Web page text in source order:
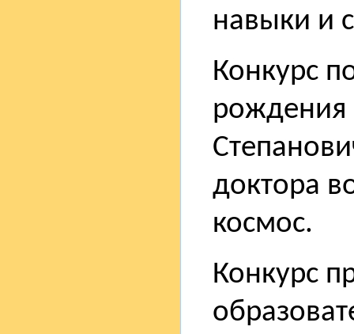
навыки и
Конкурс
рождения
доктора
космос.
Конкурс